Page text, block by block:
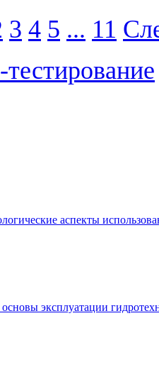
3 4 5 ... 11
аспекты
эксплуатации